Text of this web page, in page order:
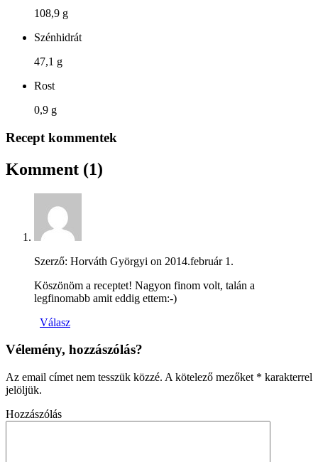
108,9 g
Szénhidrát
47,1 g
Rost
0,9 g
Recept kommentek
Komment (1)
Szerző: Horváth Györgyi on 2014.február 1.
Köszönöm a receptet! Nagyon finom volt, talán a
legfinomabb amit eddig ettem:-)
Válasz
Vélemény, hozzászólás?
Az email címet nem tesszük közzé. A kötelező mezőket * karakterrel
jelöljük.
Hozzászólás